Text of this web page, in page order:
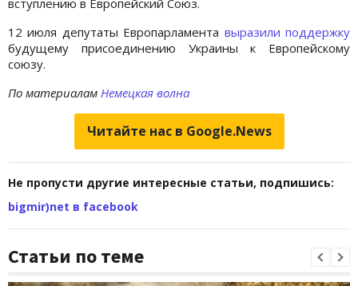
вступлению в Европейский Союз.
12 июля депутаты Европарламента выразили поддержку
будущему присоединению Украины к Европейскому
союзу.
По материалам Немецкая волна
Читайте нас в Google.News
Не пропусти другие интересные статьи, подпишись:
bigmir)net в facebook
Статьи по теме